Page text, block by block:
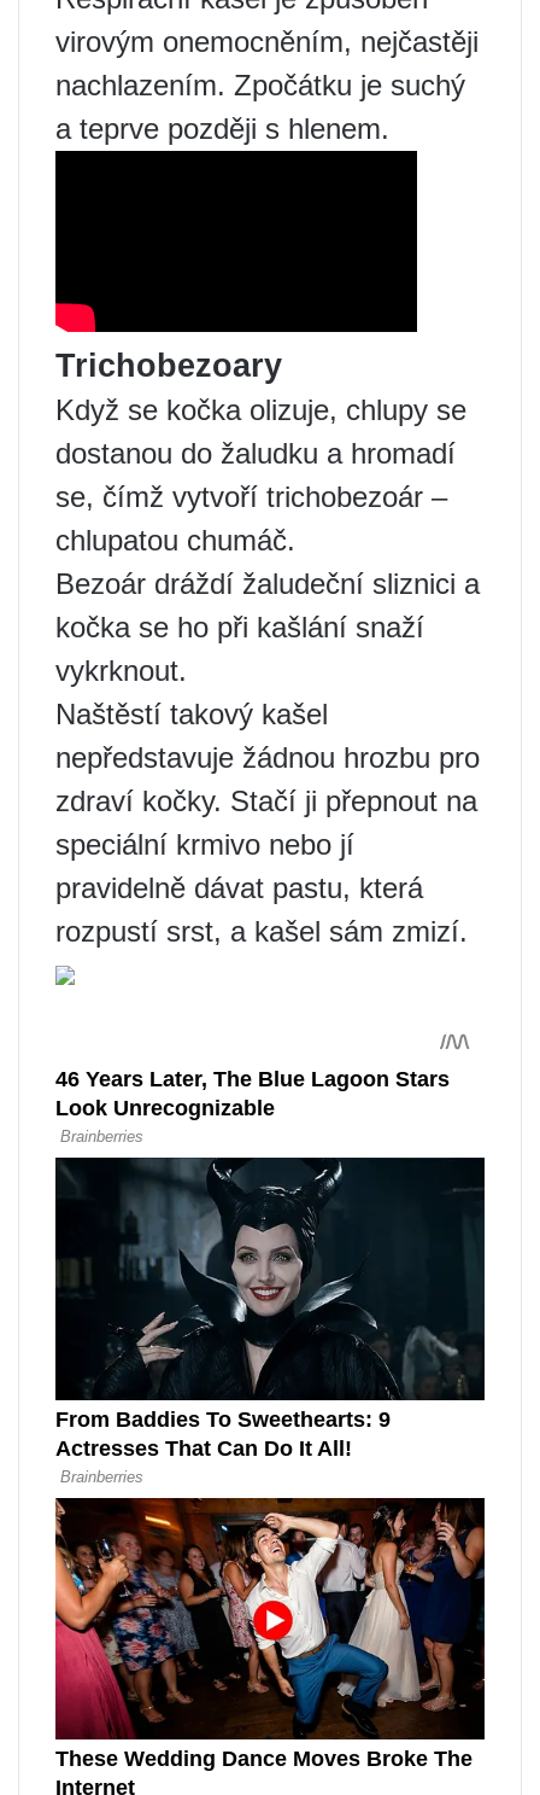
virovým onemocněním, nejčastěji
nachlazením. Zpočátku je suchý
a teprve později s hlenem.
Trichobezoary
Když se kočka olizuje, chlupy se
dostanou do žaludku a hromadí
se, čímž vytvoří trichobezoár –
chlupatou chumáč.
Bezoár dráždí žaludeční sliznici a
kočka se ho při kašlání snaží
vykrknout.
Naštěstí takový kašel
nepředstavuje žádnou hrozbu pro
zdraví kočky. Stačí ji přepnout na
speciální krmivo nebo jí
pravidelně dávat pastu, která
rozpustí srst, a kašel sám zmizí.